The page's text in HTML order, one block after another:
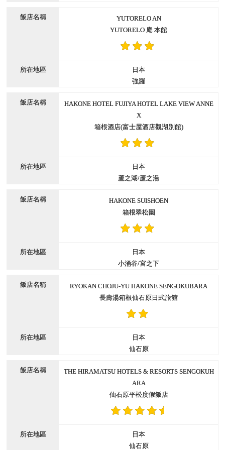
YUTORELO AN
YUTORELO 庵 本館
日本
強羅
HAKONE HOTEL FUJIYA HOTEL LAKE VIEW ANNE
X
箱根酒店(富士屋酒店觀湖別館)
日本
蘆之湖/蘆之湯
HAKONE SUISHOEN
箱根翠松園
日本
小涌谷/宮之下
RYOKAN CHOJU-YU HAKONE SENGOKUBARA
長壽湯箱根仙石原日式旅館
日本
仙石原
THE HIRAMATSU HOTELS & RESORTS SENGOKUH
ARA
仙石原平松度假飯店
日本
仙石原